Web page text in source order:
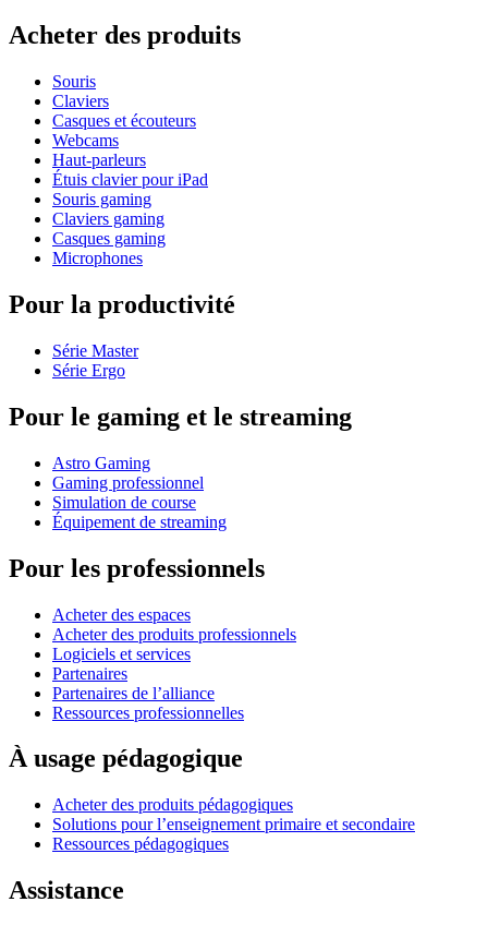
Acheter des produits
Souris
Claviers
Casques et écouteurs
Webcams
Haut-parleurs
Étuis clavier pour iPad
Souris gaming
Claviers gaming
Casques gaming
Microphones
Pour la productivité
Série Master
Série Ergo
Pour le gaming et le streaming
Astro Gaming
Gaming professionnel
Simulation de course
Équipement de streaming
Pour les professionnels
Acheter des espaces
Acheter des produits professionnels
Logiciels et services
Partenaires
Partenaires de l’alliance
Ressources professionnelles
À usage pédagogique
Acheter des produits pédagogiques
Solutions pour l’enseignement primaire et secondaire
Ressources pédagogiques
Assistance